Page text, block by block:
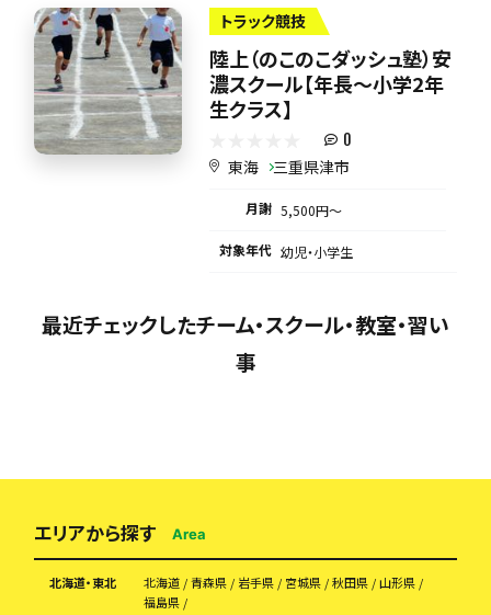
トラック競技
陸上（のこのこダッシュ塾）安
濃スクール【年長～小学2年
生クラス】
0
東海 三重県津市
月謝 5,500円〜
対象年代 幼児・小学生
最近チェックしたチーム・スクール・教室・習い
事
エリアから探す Area
北海道・東北 北海道 青森県 岩手県 宮城県 秋田県
山形県
福島県